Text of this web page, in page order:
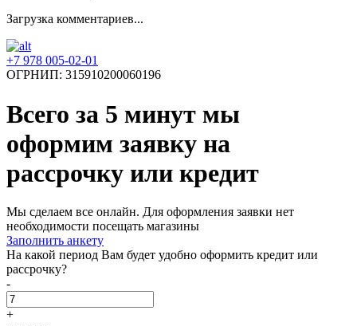
Загрузка комментариев...
+7 978 005-02-01
ОГРНИП: 315910200060196
Всего за 5 минут мы
оформим заявку на
рассрочку или кредит
Мы сделаем все онлайн. Для оформления заявки нет
необходимости посещать магазины
Заполнить анкету
На какой период Вам будет удобно оформить кредит или
рассрочку?
-
+